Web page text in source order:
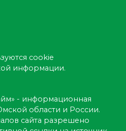
cookie
информации.
- информационная
области и России.
сайта разрешено